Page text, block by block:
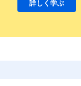
詳しく学ぶ